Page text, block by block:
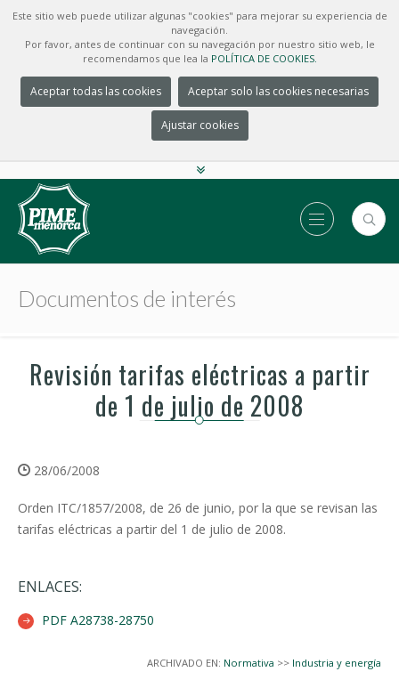
Este sitio web puede utilizar algunas "cookies" para mejorar su experiencia de
navegación.
Por favor, antes de continuar con su navegación por nuestro sitio web, le
recomendamos que lea la POLÍTICA DE COOKIES.
Aceptar todas las cookies Aceptar solo las cookies necesarias
Ajustar cookies
Documentos de interés
Revisión tarifas eléctricas a partir
de 1 de julio de 2008
28/06/2008
Orden ITC/1857/2008, de 26 de junio, por la que se revisan las
tarifas eléctricas a partir del 1 de julio de 2008.
ENLACES:
PDF A28738-28750
ARCHIVADO EN: Normativa >> Industria y energía